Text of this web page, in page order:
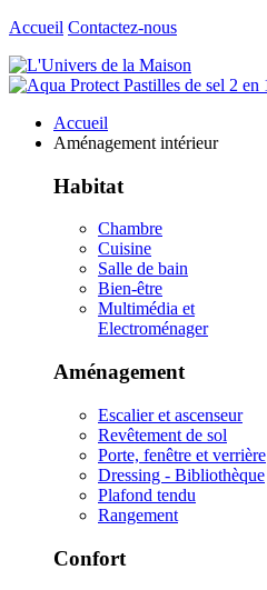
Accueil Contactez-nous
Accueil
Aménagement intérieur
Habitat
Chambre
Cuisine
Salle de bain
Bien-être
Multimédia et
Electroménager
Aménagement
Escalier et ascenseur
Revêtement de sol
Porte, fenêtre et verrière
Dressing - Bibliothèque
Plafond tendu
Rangement
Confort